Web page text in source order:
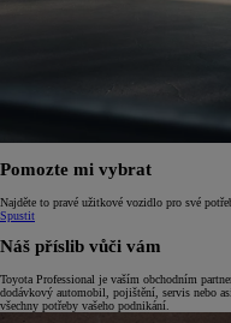
Pomozte mi vybrat
Najděte to pravé užitkové vozidlo pro své
Spustit
Náš příslib vůči vám
Toyota Professional je vaším obchodním
dodávkový automobil, pojištění, servis nebo
všechny potřeby vašeho podnikání.